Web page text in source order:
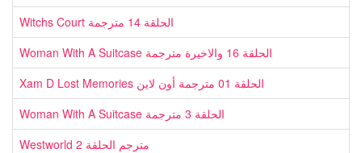
Witchs Court الحلقة 14 مترجمة
Woman With A Suitcase الحلقة 16 والاخيرة مترجمة
Xam D Lost Memories الحلقة 01 مترجمة أون لاين
Woman With A Suitcase الحلقة 3 مترجمة
Westworld مترجم الحلقة 2